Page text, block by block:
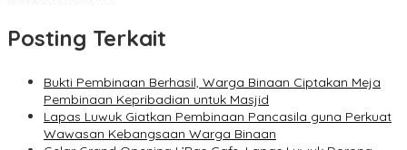
Posting Terkait
Bukti Pembinaan Berhasil, Warga Binaan Ciptakan Meja
Pembinaan Kepribadian untuk Masjid
Lapas Luwuk Giatkan Pembinaan Pancasila guna Perkuat
Wawasan Kebangsaan Warga Binaan